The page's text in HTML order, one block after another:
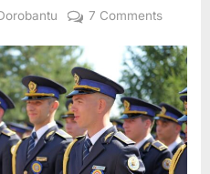
7 Commentson
CĂ
NU
MAI
EXISTĂ
OAMENI